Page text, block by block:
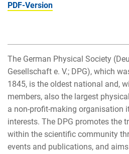
PDF-Version
The German Physical Society
Gesellschaft e. V.; DPG), which
1845, is the oldest national and,
members, also the largest
a non-profit-making organisation
interests. The DPG promotes the
within the scientific community
events and publications, and